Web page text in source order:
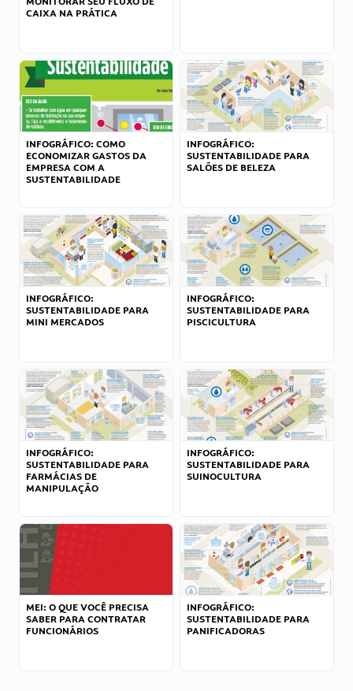
CAIXA NA PRÁTICA
INFOGRÁFICO: COMO
ECONOMIZAR GASTOS DA
EMPRESA COM A
SUSTENTABILIDADE
INFOGRÁFICO:
SUSTENTABILIDADE PARA
SALÕES DE BELEZA
INFOGRÁFICO:
SUSTENTABILIDADE PARA
MINI MERCADOS
INFOGRÁFICO:
SUSTENTABILIDADE PARA
PISCICULTURA
INFOGRÁFICO:
SUSTENTABILIDADE PARA
FARMÁCIAS DE
MANIPULAÇÃO
INFOGRÁFICO:
SUSTENTABILIDADE PARA
SUINOCULTURA
MEI: O QUE VOCÊ PRECISA
SABER PARA CONTRATAR
FUNCIONÁRIOS
INFOGRÁFICO:
SUSTENTABILIDADE PARA
PANIFICADORAS